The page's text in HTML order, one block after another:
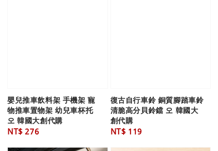
嬰兒推車飲料架 手機架 寵
物推車置物架 幼兒車杯托
오 韓國大創代購
Regular
NT$ 276
復古自行車鈴 銅質腳踏車鈴
清脆高分貝鈴鐺 오 韓國大
創代購
Regular
NT$ 119